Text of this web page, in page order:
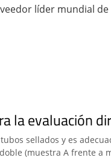
líder mundial
la evaluación
sellados y es
(muestra A frente a